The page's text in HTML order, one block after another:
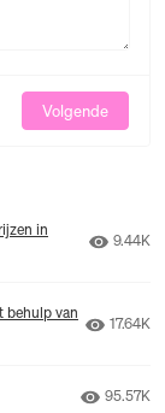
Volgende
in
Aantal
9.44K
behulp van
Aantal
17.64K
Aantal
95.57K